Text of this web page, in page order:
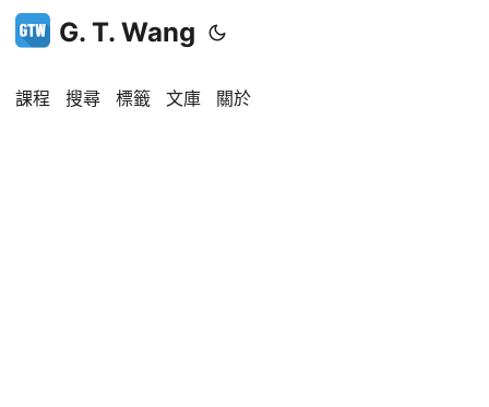
G. T. Wang
課程 搜尋 標籤 文庫 關於